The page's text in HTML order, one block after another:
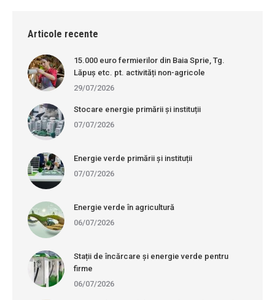
Articole recente
15.000 euro fermierilor din Baia Sprie, Tg.
Lăpuș etc. pt. activități non-agricole
29/07/2026
Stocare energie primării și instituții
07/07/2026
Energie verde primării și instituții
07/07/2026
Energie verde în agricultură
06/07/2026
Stații de încărcare și energie verde pentru
firme
06/07/2026